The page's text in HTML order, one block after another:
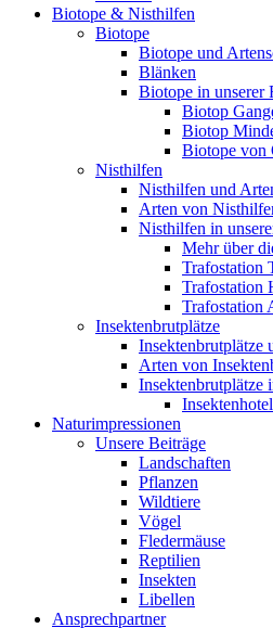
Biotope & Nisthilfen
Biotope
Biotope und
Blänken
Biotope in unserer
Biotop
Biotop
Biotope von
Nisthilfen
Nisthilfen und
Arten von
Nisthilfen in
Mehr über
Trafostation
Trafostation
Trafostation
Insektenbrutplätze
Insektenbrutplätze
Arten von
Insektenbrutplätze
Naturimpressionen
Unsere Beiträge
Landschaften
Pflanzen
Wildtiere
Vögel
Fledermäuse
Reptilien
Insekten
Libellen
Ansprechpartner